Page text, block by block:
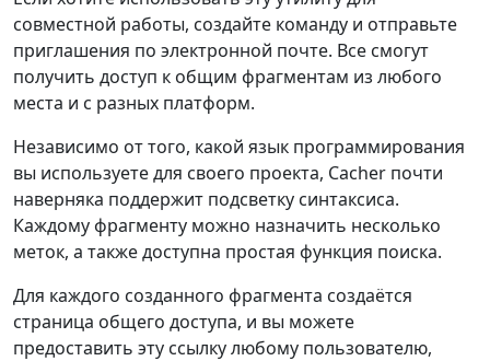
совместной работы, создайте команду и отправьте
приглашения по электронной почте. Все смогут
получить доступ к общим фрагментам из любого
места и с разных платформ.
Независимо от того, какой язык программирования
вы используете для своего проекта, Cacher почти
наверняка поддержит подсветку синтаксиса.
Каждому фрагменту можно назначить несколько
меток, а также доступна простая функция поиска.
Для каждого созданного фрагмента создаётся
страница общего доступа, и вы можете
предоставить эту ссылку любому пользователю,